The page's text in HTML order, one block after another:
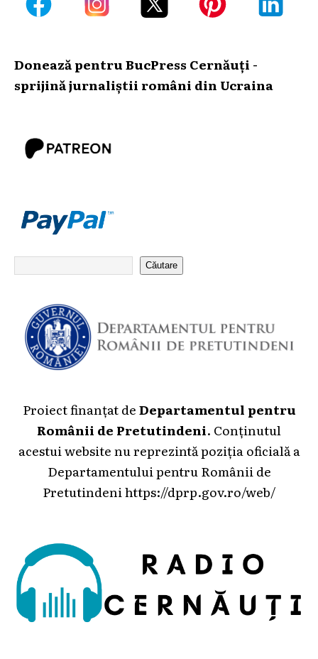
Donează pentru BucPress Cernăuți -
sprijină jurnaliștii români din Ucraina
Căutare
Proiect finanțat deDepartamentul pentru
Românii de Pretutindeni. Conținutul
acestui website nu reprezintă poziția oficială a
Departamentului pentru Românii de
Pretutindeni https://dprp.gov.ro/web/